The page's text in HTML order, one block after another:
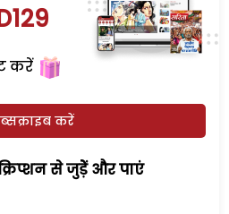
करें
करें
से जुड़ेें और पाएं